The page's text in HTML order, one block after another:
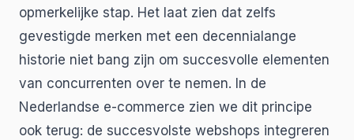
opmerkelijke stap. Het laat zien dat zelfs
gevestigde merken met een decennialange
historie niet bang zijn om succesvolle elementen
van concurrenten over te nemen. In de
Nederlandse e-commerce zien we dit principe
ook terug: de succesvolste webshops integreren